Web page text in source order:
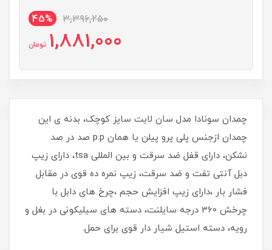
3,396,250
45%
1,881,000 تومان
چمدان سونادا مدل سان لایت سایز کوچک، بدنه ی این
چمدان ازجنس پلی پرو پیلن یا همان p.p صد در صد
نشکن، دارای قفل ضد سرقت و بین المللی tsa، دارای زیپ
دبل آنتی تفت و ضد سرقت، زیپ نمره ده قوی در مقابل
فشار بار ،دارای زیپ افزایش حجم ،چرخ های دابل با
چرخش 360 درجه سایلنت، دسته های سیلیکونی در بغل و
رویه، دسته استیل شیار دار قوی برای حمل.